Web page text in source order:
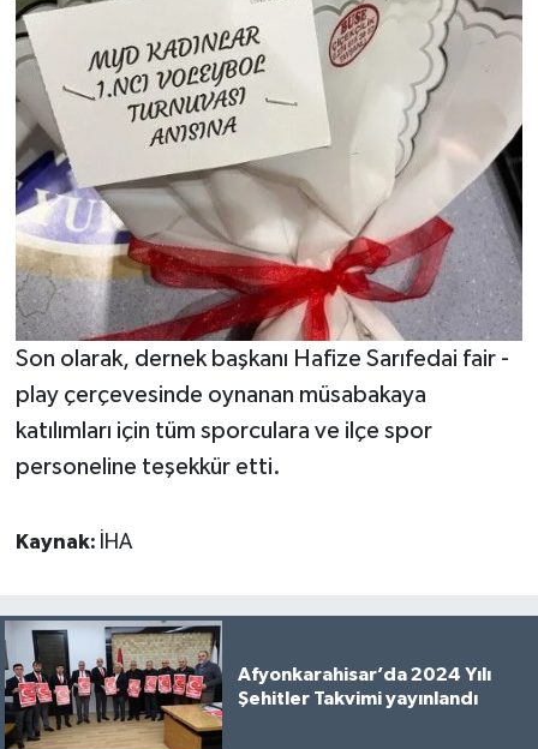
Son olarak, dernek başkanı Hafize Sarıfedai fair -
play çerçevesinde oynanan müsabakaya
katılımları için tüm sporculara ve ilçe spor
personeline teşekkür etti.
Kaynak: İHA
Afyonkarahisar’da 2024 Yılı
Şehitler Takvimi yayınlandı